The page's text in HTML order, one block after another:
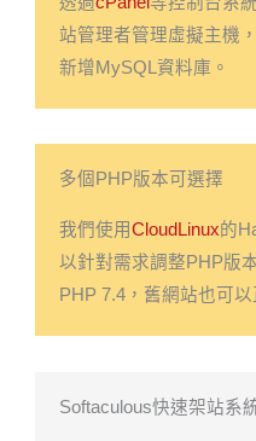
站管理者管理虛擬主機
新增MySQL資料庫。
多個PHP版本可選擇
我們使用CloudLinux的
以針對需求調整PHP版
PHP 7.4，舊網站也可
Softaculous快速架站系